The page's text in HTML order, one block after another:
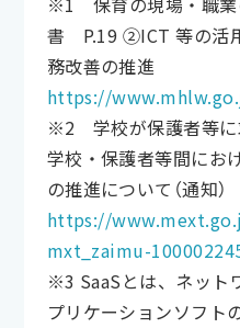
書 P.19 ②ICT 等の活
務改善の推進
https://
※2 学校が保護者等に
学校・保護者等間にお
の推進について（通知）
https://
mxt_zaimu-
※3 SaaSとは、ネット
プリケーションソフト